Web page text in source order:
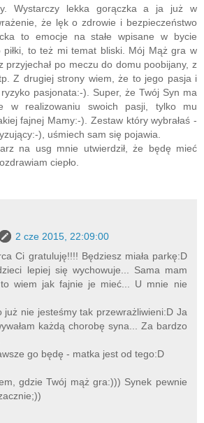
Wystarczy lekka gorączka a ja już w
że lęk o zdrowie i bezpieczeństwo
to emocje na stałe wpisane w bycie
piłki, to też mi temat bliski. Mój Mąż gra w
przyjechał po meczu do domu poobijany, z
Z drugiej strony wiem, że to jego pasja i
pasjonata:-). Super, że Twój Syn ma
w realizowaniu swoich pasji, tylko mu
fajnej Mamy:-). Zestaw który wybrałaś -
), uśmiech sam się pojawia.
na usg mnie utwierdził, że będę mieć
ciepło.
2 cze 2015, 22:09:00
Ci gratuluję!!!! Będziesz miała parkę:D
lepiej się wychowuje... Sama mam
to wiem jak fajnie je mieć... U mnie nie
już nie jesteśmy tak przewrażliwieni:D Ja
każdą chorobę syna... Za bardzo
go będę - matka jest od tego:D
gdzie Twój mąż gra:))) Synek pewnie